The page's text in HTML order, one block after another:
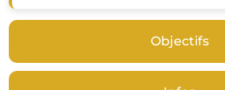
Objectifs